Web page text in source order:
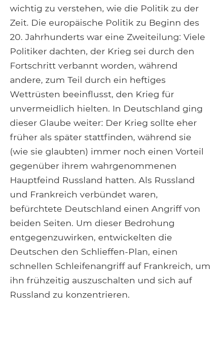
wichtig zu verstehen, wie die Politik zu der
Zeit. Die europäische Politik zu Beginn des
20. Jahrhunderts war eine Zweiteilung: Viele
Politiker dachten, der Krieg sei durch den
Fortschritt verbannt worden, während
andere, zum Teil durch ein heftiges
Wettrüsten beeinflusst, den Krieg für
unvermeidlich hielten. In Deutschland ging
dieser Glaube weiter: Der Krieg sollte eher
früher als später stattfinden, während sie
(wie sie glaubten) immer noch einen Vorteil
gegenüber ihrem wahrgenommenen
Hauptfeind Russland hatten. Als Russland
und Frankreich verbündet waren,
befürchtete Deutschland einen Angriff von
beiden Seiten. Um dieser Bedrohung
entgegenzuwirken, entwickelten die
Deutschen den Schlieffen-Plan, einen
schnellen Schleifenangriff auf Frankreich, um
ihn frühzeitig auszuschalten und sich auf
Russland zu konzentrieren.